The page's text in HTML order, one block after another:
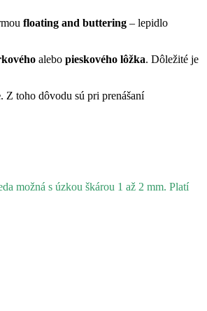
floating and buttering – lepidlo
alebo pieskového lôžka. Dôležité je
. Z toho dôvodu sú pri prenášaní
možná s úzkou škárou 1 až 2 mm. Platí